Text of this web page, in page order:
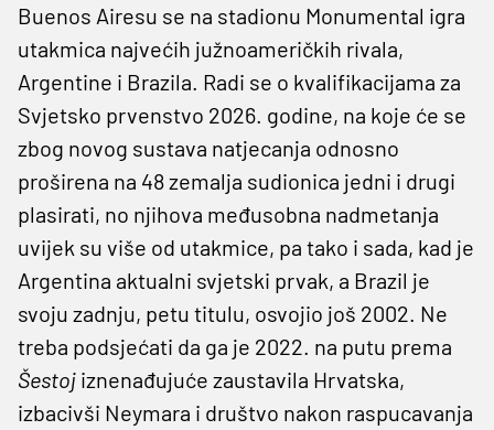
Buenos Airesu se na stadionu Monumental igra
utakmica najvećih južnoameričkih rivala,
Argentine i Brazila. Radi se o kvalifikacijama za
Svjetsko prvenstvo 2026. godine, na koje će se
zbog novog sustava natjecanja odnosno
proširena na 48 zemalja sudionica jedni i drugi
plasirati, no njihova međusobna nadmetanja
uvijek su više od utakmice, pa tako i sada, kad je
Argentina aktualni svjetski prvak, a Brazil je
svoju zadnju, petu titulu, osvojio još 2002. Ne
treba podsjećati da ga je 2022. na putu prema
Šestoj iznenađujuće zaustavila Hrvatska,
izbacivši Neymara i društvo nakon raspucavanja